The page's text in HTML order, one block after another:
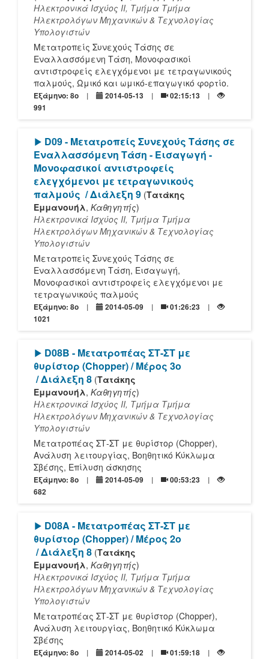
Ηλεκτρονικά Ισχύος ΙΙ, Τμήμα Τμήμα
Ηλεκτρολόγων Μηχανικών & Τεχνολογίας
Υπολογιστών
Μετατροπείς Συνεχούς Τάσης σε
Εναλλασσόμενη Τάση, Μονοφασικοί
αντιστροφείς ελεγχόμενοι με τετραγωνικούς
παλμούς, Ωμικό και ωμικό-επαγωγικό φορτίο.
Εξάμηνο: 8o 2014-05-13
02:15:13
991
[Play]
D09 - Μετατροπείς Συνεχούς Τάσης σε
Εναλλασσόμενη Τάση - Εισαγωγή -
Μονοφασικοί αντιστροφείς
ελεγχόμενοι με τετραγωνικούς
παλμούς / Διάλεξη 9 (Τατάκης
Εμμανουήλ, Καθηγητής)
Ηλεκτρονικά Ισχύος ΙΙ, Τμήμα Τμήμα
Ηλεκτρολόγων Μηχανικών & Τεχνολογίας
Υπολογιστών
Μετατροπείς Συνεχούς Τάσης σε
Εναλλασσόμενη Τάση, Εισαγωγή,
Μονοφασικοί αντιστροφείς ελεγχόμενοι με
τετραγωνικούς παλμούς
Εξάμηνο: 8o 2014-05-09
01:26:23
1021
[Play]
D08B - Μετατροπέας ΣΤ-ΣΤ με
θυρίστορ (Chopper) / Μέρος 3ο
/ Διάλεξη 8 (Τατάκης
Εμμανουήλ, Καθηγητής)
Ηλεκτρονικά Ισχύος ΙΙ, Τμήμα Τμήμα
Ηλεκτρολόγων Μηχανικών & Τεχνολογίας
Υπολογιστών
Μετατροπέας ΣΤ-ΣΤ με θυρίστορ (Chopper),
Ανάλυση λειτουργίας, Βοηθητικό Κύκλωμα
Σβέσης, Επίλυση άσκησης
Εξάμηνο: 8o 2014-05-09
00:53:23
682
[Play]
D08A - Μετατροπέας ΣΤ-ΣΤ με
θυρίστορ (Chopper) / Μέρος 2ο
/ Διάλεξη 8 (Τατάκης
Εμμανουήλ, Καθηγητής)
Ηλεκτρονικά Ισχύος ΙΙ, Τμήμα Τμήμα
Ηλεκτρολόγων Μηχανικών & Τεχνολογίας
Υπολογιστών
Μετατροπέας ΣΤ-ΣΤ με θυρίστορ (Chopper),
Ανάλυση λειτουργίας, Βοηθητικό Κύκλωμα
Σβέσης
Εξάμηνο: 8o 2014-05-02
01:59:18